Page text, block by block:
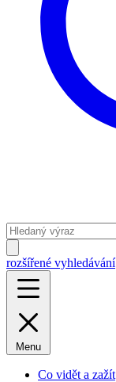
rozšířené vyhledávání
Menu
Co vidět a zažít